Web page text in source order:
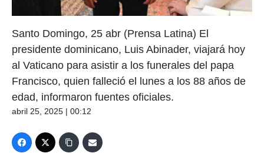
Santo Domingo, 25 abr (Prensa Latina) El
presidente dominicano, Luis Abinader, viajará hoy
al Vaticano para asistir a los funerales del papa
Francisco, quien falleció el lunes a los 88 años de
edad, informaron fuentes oficiales.
abril 25, 2025 | 00:12